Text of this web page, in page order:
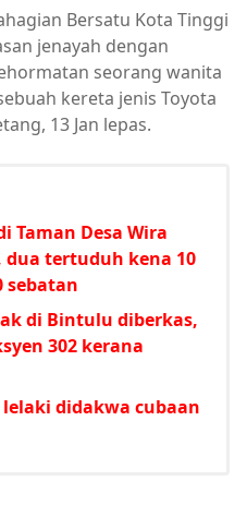
Bersatu Kota Tinggi
jenayah dengan
seorang wanita
kereta jenis Toyota
13 Jan lepas.
Taman Desa Wira
tertuduh kena 10
sebatan
di Bintulu diberkas,
302 kerana
didakwa cubaan